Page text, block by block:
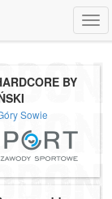
BY
Sowie